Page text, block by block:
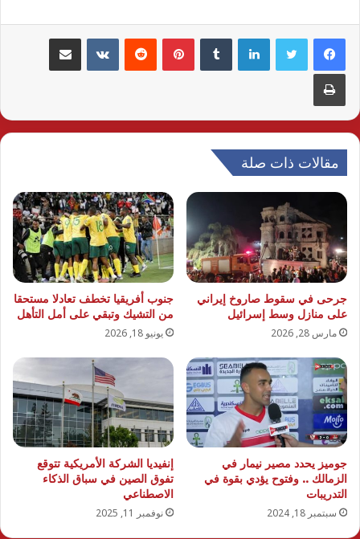
لينكدإن بينتيريست مشاركة عبر البريد
طباعة
مقالات ذات صلة
جرحى في سقوط صاروخ إيراني
على منازل وسط إسرائيل
مارس 28, 2026
جنوب أفريقيا تخطف تعادلا مستحقا
من التشيك وتبقي على أمل التأهل
يونيو 18, 2026
جوميز يحدد مصير نيمار في
الزمالك .. وفتوح يؤدي بقوة في
التدريبات
سبتمبر 18, 2024
إنفيديا الشركة الأمريكية تتوقع
تفوق الصين في سباق الذكاء
الاصطناعي
نوفمبر 11, 2025